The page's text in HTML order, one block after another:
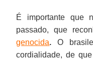
É importante que
passado, que
genocida. O
cordialidade, de
possível